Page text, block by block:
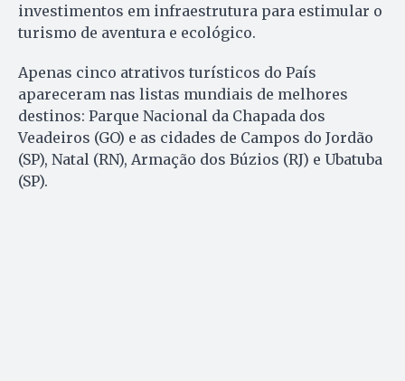
investimentos em infraestrutura para estimular o
turismo de aventura e ecológico.
Apenas cinco atrativos turísticos do País
apareceram nas listas mundiais de melhores
destinos: Parque Nacional da Chapada dos
Veadeiros (GO) e as cidades de Campos do Jordão
(SP), Natal (RN), Armação dos Búzios (RJ) e Ubatuba
(SP).